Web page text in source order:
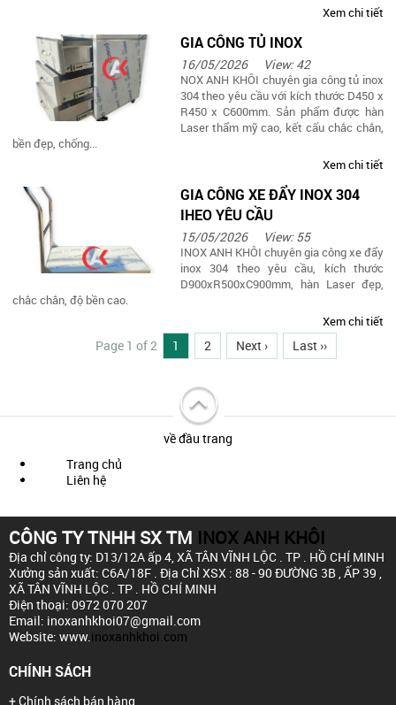
Xem chi tiết
GIA CÔNG TỦ INOX
16/05/2026 View: 42
NOX ANH KHÔI chuyên gia công tủ inox
304 theo yêu cầu với kích thước D450 x
R450 x C600mm. Sản phẩm được hàn
Laser thẩm mỹ cao, kết cấu chắc chắn,
bền đẹp, chống...
Xem chi tiết
GIA CÔNG XE ĐẨY INOX 304
IHEO YÊU CẦU
15/05/2026 View: 55
INOX ANH KHÔI chuyên gia công xe đẩy
inox 304 theo yêu cầu, kích thước
D900xR500xC900mm, hàn Laser đẹp,
chắc chắn, độ bền cao.
Xem chi tiết
Page 1 of 2 1 2 Next › Last ››
về đầu trang
Trang chủ
Liên hệ
CÔNG TY TNHH SX TM INOX ANH KHÔI
Địa chỉ công ty: D13/12A ấp 4,XÃ TÂN VĨNH LỘC . TP . HỒ CHÍ MINH
Xưởng sản xuất: C6A/18F . Địa Chỉ XSX : 88 - 90 ĐƯỜNG 3B , ẤP 39 ,
XÃ TÂN VĨNH LỘC . TP . HỒ CHÍ MINH
Điện thoại: 0972 070 207
Email: inoxanhkhoi07@gmail.com
Website: www.inoxanhkhoi.com
CHÍNH SÁCH
+ Chính sách bán hàng